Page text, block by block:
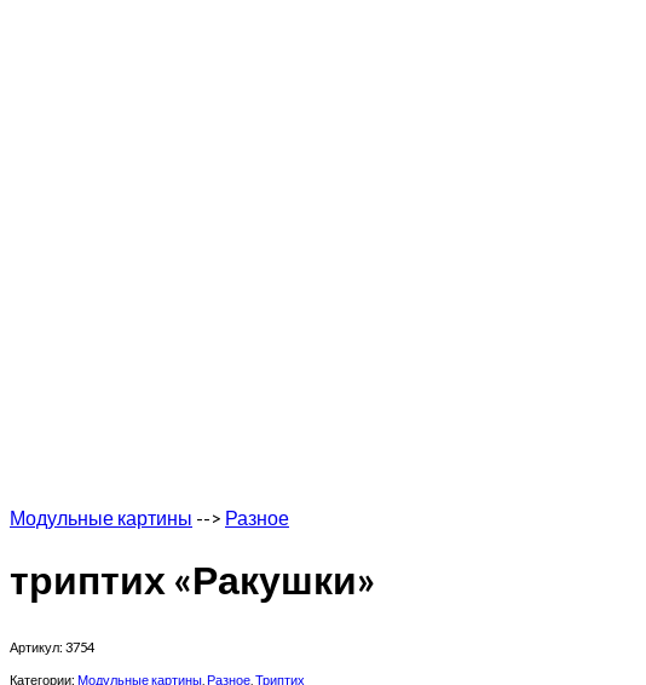
Модульные картины --> Разное
триптих «Ракушки»
Артикул: 3754
Категории: Модульные картины Разное Триптих